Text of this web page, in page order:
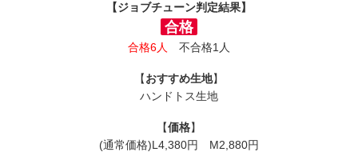
【ジョブチューン判定結果】
合格
合格6人 不合格1人
【おすすめ生地】
ハンドトス生地
【価格】
(通常価格)L4,380円 M2,880円